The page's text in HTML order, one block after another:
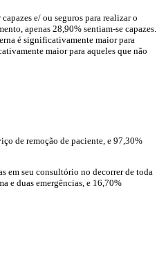
e/ ou seguros para realizar o
apenas 28,90% sentiam-se capazes.
é significativamente maior para
maior para aqueles que não
de remoção de paciente, e 97,30%
em seu consultório no decorrer de toda
e duas emergências, e 16,70%